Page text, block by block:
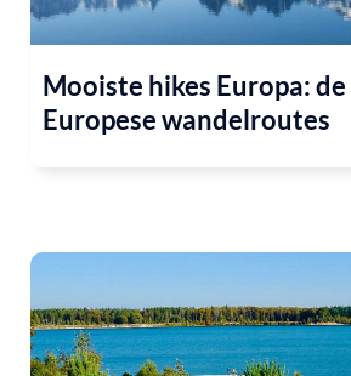
Mooiste hikes Europa:
Europese wandelroutes